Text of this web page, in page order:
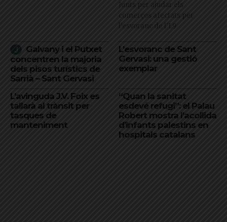
Junts per ajudar els
comerços afectats per
l'esvoranc de l'L9
Galvany i el Putxet
concentren la majoria
dels pisos turístics de
Sarrià – Sant Gervasi
L’esvoranc de Sant
Gervasi: una gestió
exemplar
L’avinguda J.V. Foix es
tallarà al trànsit per
tasques de
manteniment
“Quan la sanitat
esdevé refugi”: el Palau
Robert mostra l’acollida
d’infants palestins en
hospitals catalans